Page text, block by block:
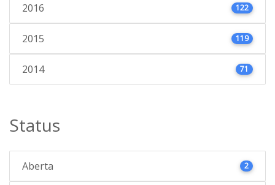
2016 122
2015 119
2014 71
Status
Aberta 2